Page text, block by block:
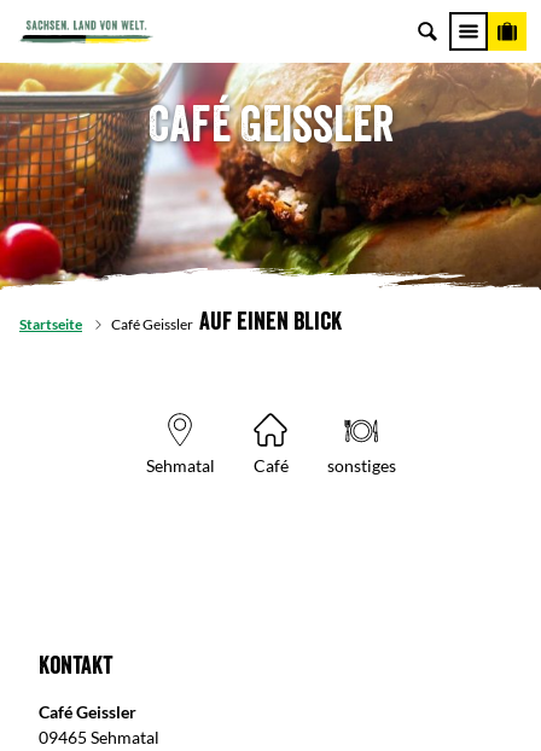
Café Geissler
Startseite Café Geissler Auf einen Blick
Sehmatal Café sonstiges
Kontakt
Café Geissler
09465 Sehmatal